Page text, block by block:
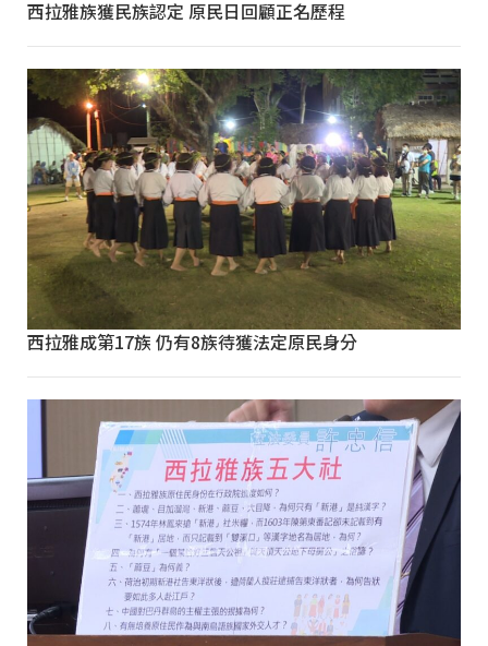
西拉雅族獲民族認定 原民日回顧正名歷程
西拉雅成第17族 仍有8族待獲法定原民身分